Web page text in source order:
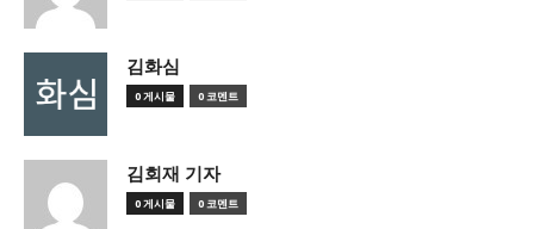
김화심
0 게시물 0 코멘트
김회재 기자
0 게시물 0 코멘트